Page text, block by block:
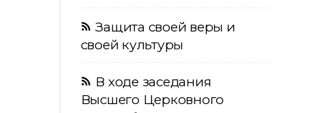
Защита своей веры и
своей культуры
В ходе заседания
Высшего Церковного